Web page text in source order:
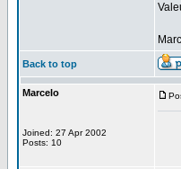
Back to top
Marcelo
Joined: 27 Apr 2002
Posts: 10